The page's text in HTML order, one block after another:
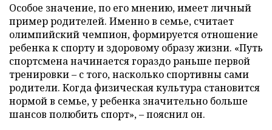
Особое значение, по его мнению, имеет личный
пример родителей. Именно в семье, считает
олимпийский чемпион, формируется отношение
ребенка к спорту и здоровому образу жизни. «Путь
спортсмена начинается гораздо раньше первой
тренировки – с того, насколько спортивны сами
родители. Когда физическая культура становится
нормой в семье, у ребенка значительно больше
шансов полюбить спорт», – пояснил он.